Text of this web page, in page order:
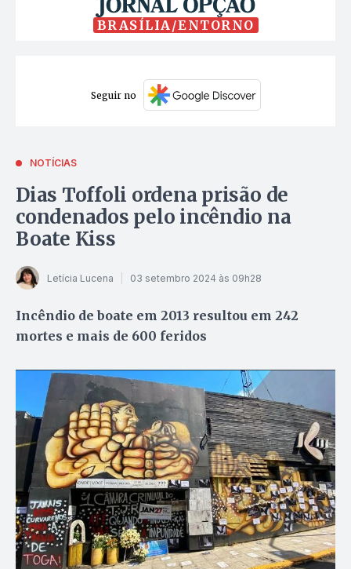
BRASÍLIA/ENTORNO
Seguir no
NOTÍCIAS
Dias Toffoli ordena prisão de
condenados pelo incêndio na
Boate Kiss
Letícia Lucena 03 setembro 2024 às 09h28
Incêndio de boate em 2013 resultou em 242
mortes e mais de 600 feridos